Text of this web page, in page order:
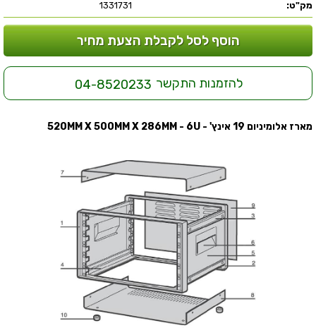
מק"ט: 1331731
הוסף לסל לקבלת הצעת מחיר
להזמנות התקשר 04-8520233
מארז אלומיניום 19 אינץ' - 520MM X 500MM X 286MM - 6U